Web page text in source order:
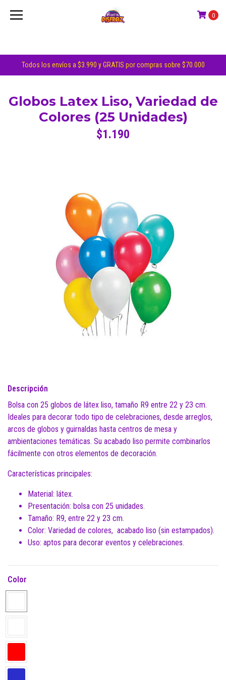
Todos los envíos a $3.990 y GRATIS por compras sobre $70.000
0
Globos Latex Liso, Variedad de
Colores (25 Unidades)
$1.190
Descripción
Bolsa con 25 globos de látex liso, tamaño R9 entre 22 y 23 cm.
Ideales para decorar todo tipo de celebraciones, desde arreglos,
arcos de globos y guirnaldas hasta centros de mesa y
ambientaciones temáticas. Su acabado liso permite combinarlos
fácilmente con otros elementos de decoración.
Características principales:
Material: látex.
Presentación: bolsa con 25 unidades.
Tamaño: R9, entre 22 y 23 cm.
Color: Variedad de colores, acabado liso (sin estampados).
Uso: aptos para decorar eventos y celebraciones.
Color